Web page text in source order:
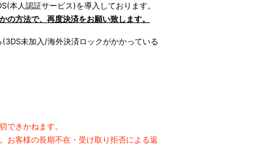
本人認証サービス)を導入しております。
の方法で、再度決済をお願い致します。
未加入/海外決済ロックがかかっている
できかねます。
お客様の長期不在・受け取り拒否による返